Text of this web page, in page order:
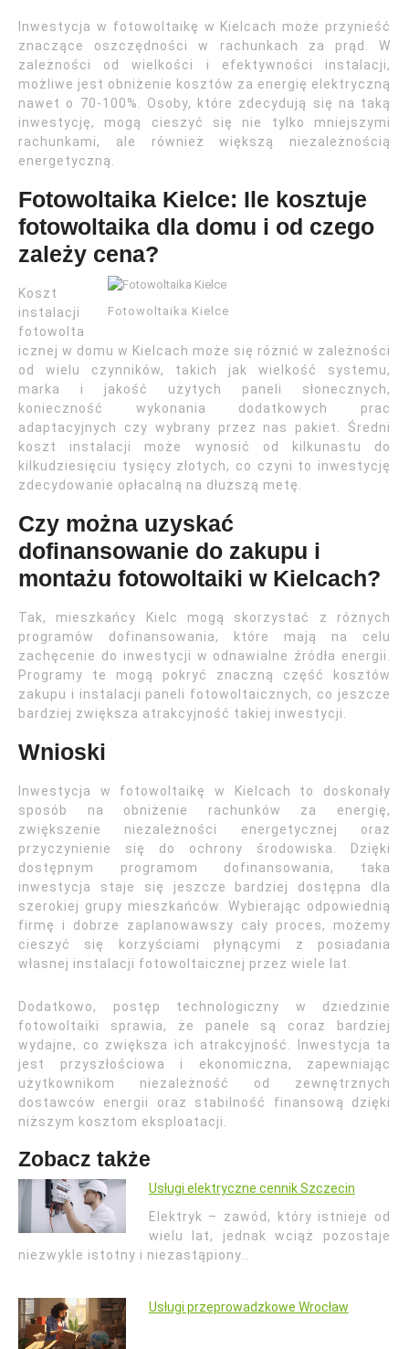
Inwestycja w fotowoltaikę w Kielcach może przynieść
znaczące oszczędności w rachunkach za prąd. W
zależności od wielkości i efektywności instalacji,
możliwe jest obniżenie kosztów za energię elektryczną
nawet o 70-100%. Osoby, które zdecydują się na taką
inwestycję, mogą cieszyć się nie tylko mniejszymi
rachunkami, ale również większą niezależnością
energetyczną.
Fotowoltaika Kielce: Ile kosztuje
fotowoltaika dla domu i od czego
zależy cena?
Fotowoltaika Kielce
Koszt
instalacji
fotowolta
icznej w domu w Kielcach może się różnić w zależności
od wielu czynników, takich jak wielkość systemu,
marka i jakość użytych paneli słonecznych,
konieczność wykonania dodatkowych prac
adaptacyjnych czy wybrany przez nas pakiet. Średni
koszt instalacji może wynosić od kilkunastu do
kilkudziesięciu tysięcy złotych, co czyni to inwestycję
zdecydowanie opłacalną na dłuższą metę.
Czy można uzyskać
dofinansowanie do zakupu i
montażu fotowoltaiki w Kielcach?
Tak, mieszkańcy Kielc mogą skorzystać z różnych
programów dofinansowania, które mają na celu
zachęcenie do inwestycji w odnawialne źródła energii.
Programy te mogą pokryć znaczną część kosztów
zakupu i instalacji paneli fotowoltaicznych, co jeszcze
bardziej zwiększa atrakcyjność takiej inwestycji.
Wnioski
Inwestycja w fotowoltaikę w Kielcach to doskonały
sposób na obniżenie rachunków za energię,
zwiększenie niezależności energetycznej oraz
przyczynienie się do ochrony środowiska. Dzięki
dostępnym programom dofinansowania, taka
inwestycja staje się jeszcze bardziej dostępna dla
szerokiej grupy mieszkańców. Wybierając odpowiednią
firmę i dobrze zaplanowawszy cały proces, możemy
cieszyć się korzyściami płynącymi z posiadania
własnej instalacji fotowoltaicznej przez wiele lat.
Dodatkowo, postęp technologiczny w dziedzinie
fotowoltaiki sprawia, że panele są coraz bardziej
wydajne, co zwiększa ich atrakcyjność. Inwestycja ta
jest przyszłościowa i ekonomiczna, zapewniając
użytkownikom niezależność od zewnętrznych
dostawców energii oraz stabilność finansową dzięki
niższym kosztom eksploatacji.
Zobacz także
Usługi elektryczne cennik Szczecin
Elektryk – zawód, który istnieje od
wielu lat, jednak wciąż pozostaje
niezwykle istotny i niezastąpiony…
Usługi przeprowadzkowe Wrocław